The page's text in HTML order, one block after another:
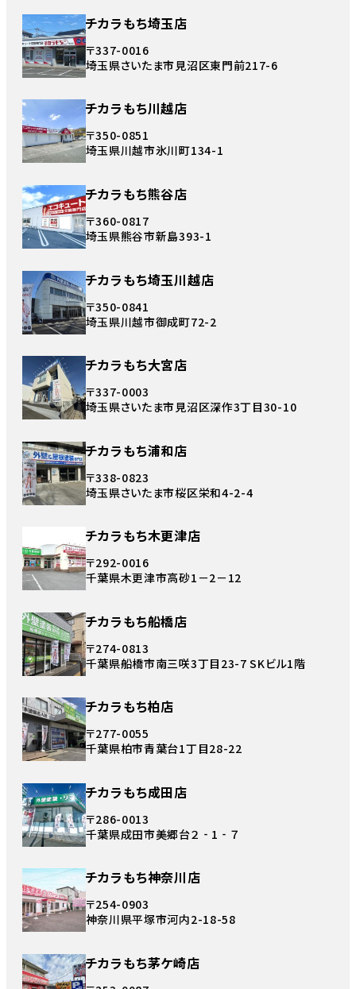
チカラもち埼玉店
〒337-0016
埼玉県さいたま市見沼区東門前217-6
チカラもち川越店
〒350-0851
埼玉県川越市氷川町134-1
チカラもち熊谷店
〒360-0817
埼玉県熊谷市新島393-1
チカラもち埼玉川越店
〒350-0841
埼玉県川越市御成町72-2
チカラもち大宮店
〒337-0003
埼玉県さいたま市見沼区深作3丁目30-10
チカラもち浦和店
〒338-0823
埼玉県さいたま市桜区栄和4-2-4
チカラもち木更津店
〒292-0016
千葉県木更津市高砂1－2－12
チカラもち船橋店
〒274-0813
千葉県船橋市南三咲3丁目23-7 SKビル1階
チカラもち柏店
〒277-0055
千葉県柏市青葉台1丁目28-22
チカラもち成田店
〒286-0013
千葉県成田市美郷台２‐1‐７
チカラもち神奈川店
〒254-0903
神奈川県平塚市河内2-18-58
チカラもち茅ケ崎店